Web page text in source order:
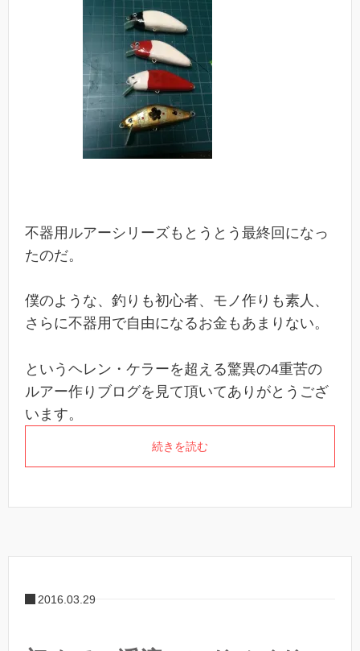
不器用ルアーシリーズもとうとう最終回になっ
たのだ。
僕のような、釣りも初心者、モノ作りも素人、
さらに不器用で自由になるお金もあまりない。
というヘレン・ケラーを超える驚異の4重苦の
ルアー作りブログを見て頂いてありがとうござ
います。
続きを読む
2016.03.29